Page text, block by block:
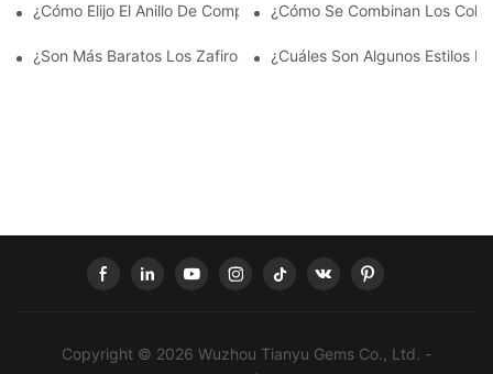
¿Cómo Elijo El Anillo De Compromiso Perfecto?
¿Cómo Se Combinan Los
¿Son Más Baratos Los Zafiros Cultivados En Laboratorio Que
¿Cuáles Son Algunos Estilos
Copyright © 2026 Wuzhou Tianyu Gems Co., Ltd. -